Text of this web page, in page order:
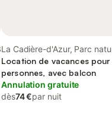
La Cadière-d'Azur, Parc
de la Sainte-Baume
Location de vacances pour
personnes, avec balcon
Annulation gratuite
dès74 €par nuit